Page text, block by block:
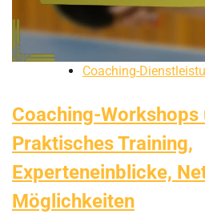
Coaching-
Coaching-Workshops
Praktisches Training,
Experteneinblicke,
Möglichkeiten